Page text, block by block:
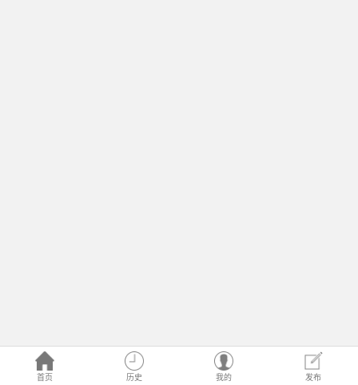
首页 历史 我的 发布